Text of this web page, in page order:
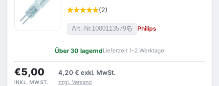
(2)
Art.-Nr.1000113579 Philips
Über 30 lagerndLieferzeit 1–2 Werktage
€5,00 4,20 € exkl. MwSt.
INKL. MWST. zzgl. Versand